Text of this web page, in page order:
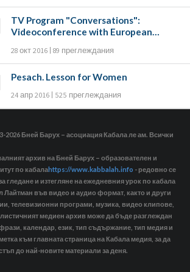
TV Program "Conversations":
Videoconference with European
28 окт 2016 89 преглеждания
Pesach. Lesson for Women
24 апр 2016 525 преглеждания
2026 Бней Барух – асоциация Кабала ле ам. Всички
архив на Бней Барух – образователен и
по кабалаhttps://www.kabbalah.info - редовно се
гледане и изтегляне на ежедневния урок по кабала
Лайтман във видео и аудио формат, както и други
телевизионни програми, музика, видео клипове,
медиен архив може да бъде разглеждан
календар, език, тип съдържание, тип медия и
към главната страница на Кабала медия, за да
до най-новите материали за деня.